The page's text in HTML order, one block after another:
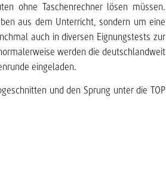
ohne Taschenrechner lösen müssen.
aus dem Unterricht, sondern um eine
auch in diversen Eignungstests zur
werden die deutschlandweit
eingeladen.
und den Sprung unter die TOP